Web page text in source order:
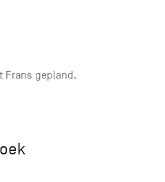
Frans gepland.